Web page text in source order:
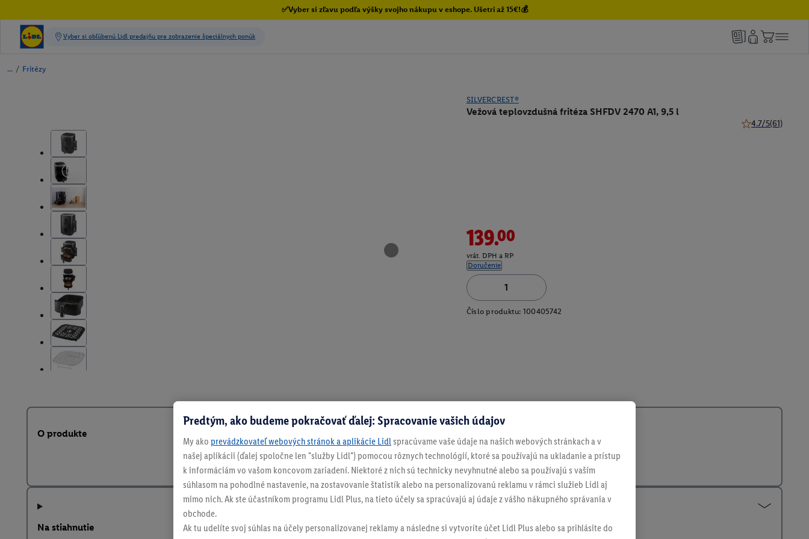
✅Vyber si zľavu podľa výšky svojho nákupu v eshope. Ušetri až 15€!💰
/ Fritézy
SILVERCREST®
Vežová teplovzdušná fritéza SHFDV 2470 A1, 9,5 l
4.7/5(61)
139.00
vrát. DPH a RP
Doručenie
Číslo produktu: 100405742
O produkte
Na stiahnutie
Predtým, ako budeme pokračovať ďalej: Spracovanie vašich údajov
My ako prevádzkovateľ webových stránok a aplikácie Lidl spracúvame vaše údaje na našich webových stránkach a v
našej aplikácii (ďalej spoločne len "služby Lidl") pomocou rôznych technológií, ktoré sa používajú na ukladanie a prístup
k informáciám vo vašom koncovom zariadení. Niektoré z nich sú technicky nevyhnutné alebo sa používajú s vaším
súhlasom na pohodlné nastavenie, na zostavovanie štatistík alebo na personalizovanú reklamu v rámci služieb Lidl aj
mimo nich. Ak ste účastníkom programu Lidl Plus, na tieto účely sa spracúvajú aj údaje z vášho nákupného správania v
obchode.
Ak tu udelíte svoj súhlas na účely personalizovanej reklamy a následne si vytvoríte účet Lidl Plus alebo sa prihlásite do